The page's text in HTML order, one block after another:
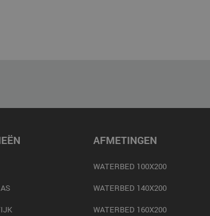
AFMETINGEN
WATERBED 100X200
WATERBED 140X200
WATERBED 160X200